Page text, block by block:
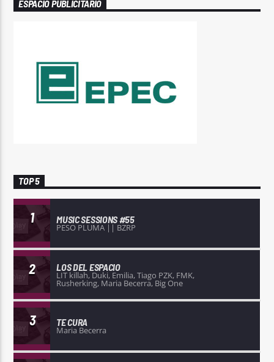
ESPACIO PUBLICITARIO
TOP 5
1 MUSIC SESSIONS #55
PESO PLUMA || BZRP
2 LOS DEL ESPACIO
LIT killah, Duki, Emilia, Tiago PZK, FMK,
Rusherking, Maria Becerra, Big One
3 TE CURA
Maria Becerra